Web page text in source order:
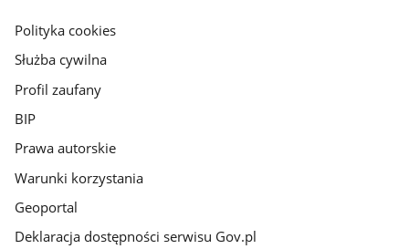
gov.pl
Polityka cookies
Służba cywilna
Profil zaufany
BIP
Prawa autorskie
Warunki korzystania
Geoportal
Deklaracja dostępności serwisu Gov.pl